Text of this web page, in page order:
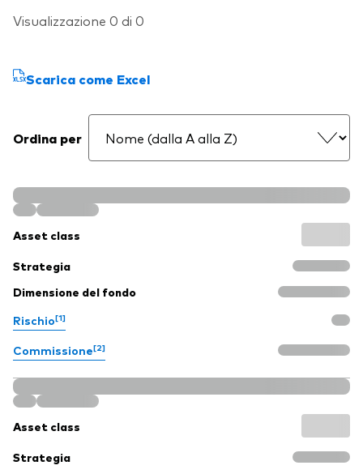
Visualizzazione 0 di 0
Scarica come Excel
Ordina per
Asset class
Strategia
Dimensione del fondo
Rischio[1]
Commissione[2]
Asset class
Strategia